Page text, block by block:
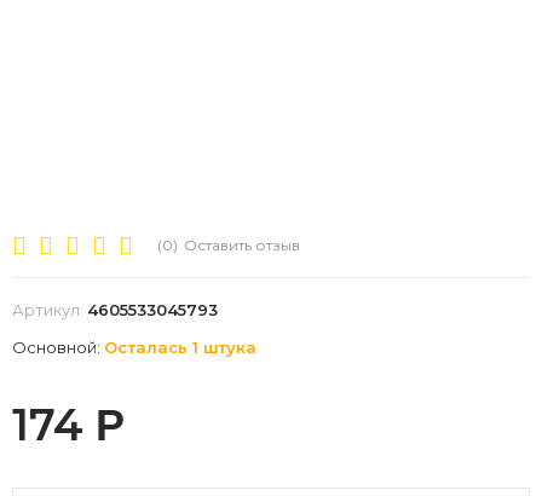
(0) Оставить отзыв
Артикул: 4605533045793
Основной: Осталась 1 штука
174 Р